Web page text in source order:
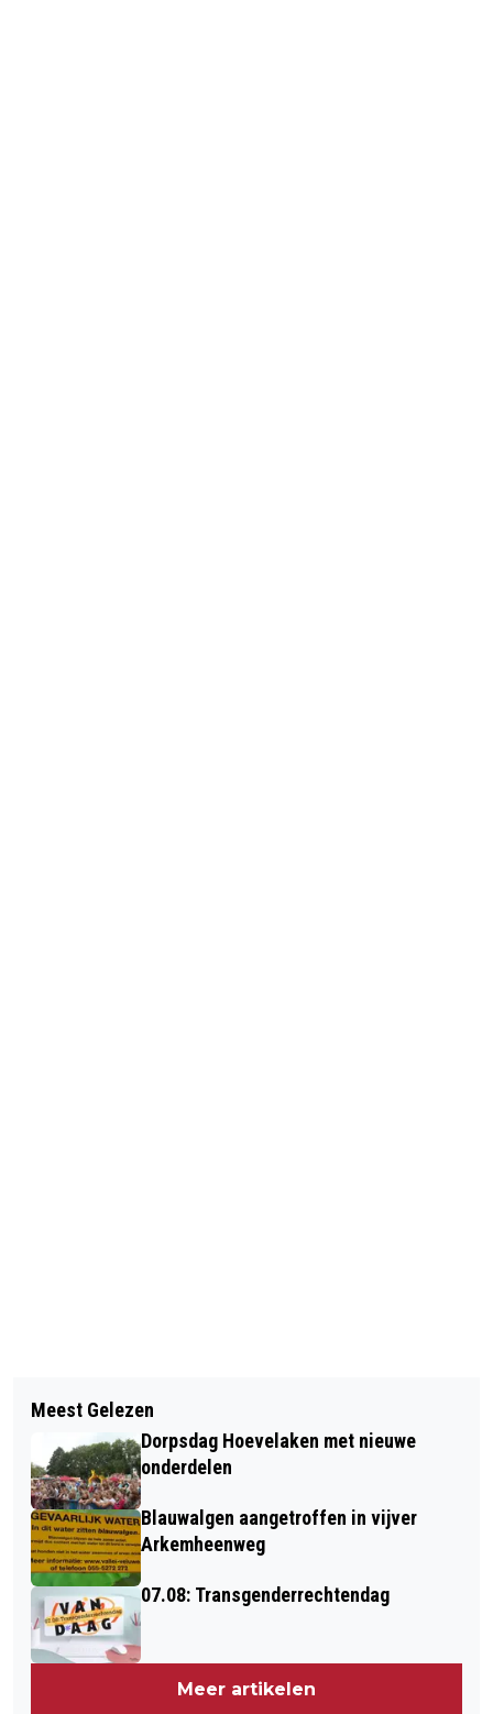
LAUREN VAN DEN BERG PAKT BRONS
OP ADLER CUP
UNICA WINT ICT AWARD VAN DE
REGIO FOODVALLEY (VIDEO'S)
Meest Gelezen
Dorpsdag Hoevelaken met nieuwe
onderdelen
Blauwalgen aangetroffen in vijver
Arkemheenweg
07.08: Transgenderrechtendag
Meer artikelen